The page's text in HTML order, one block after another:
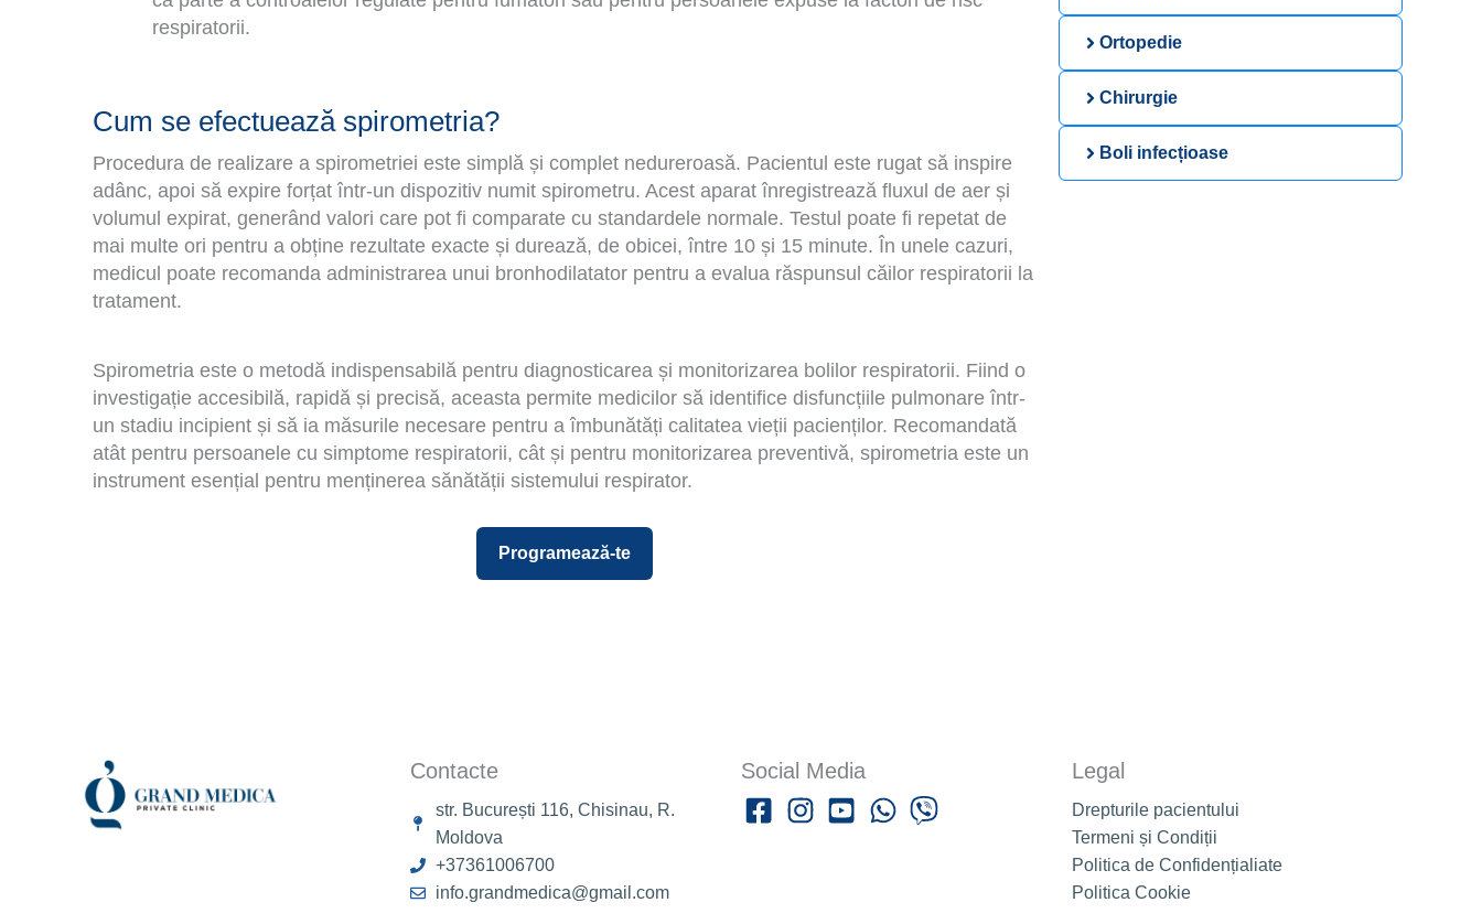
Ortopedie
Chirurgie
Boli infecțioase
respiratorii.
Cum se efectuează spirometria?
Procedura de realizare a spirometriei este simplă și complet nedureroasă. Pacientul este rugat să inspire
adânc, apoi să expire forțat într-un dispozitiv numit spirometru. Acest aparat înregistrează fluxul de aer și
volumul expirat, generând valori care pot fi comparate cu standardele normale. Testul poate fi repetat de
mai multe ori pentru a obține rezultate exacte și durează, de obicei, între 10 și 15 minute. În unele cazuri,
medicul poate recomanda administrarea unui bronhodilatator pentru a evalua răspunsul căilor respiratorii la
tratament.
Spirometria este o metodă indispensabilă pentru diagnosticarea și monitorizarea bolilor respiratorii. Fiind o
investigație accesibilă, rapidă și precisă, aceasta permite medicilor să identifice disfuncțiile pulmonare într-
un stadiu incipient și să ia măsurile necesare pentru a îmbunătăți calitatea vieții pacienților. Recomandată
atât pentru persoanele cu simptome respiratorii, cât și pentru monitorizarea preventivă, spirometria este un
instrument esențial pentru menținerea sănătății sistemului respirator.
Programează-te
Contacte
str. București 116, Chisinau, R.
Moldova
+37361006700
info.grandmedica@gmail.com
Social Media Legal
Drepturile pacientului
Termeni și Condiții
Politica de Confidențialiate
Politica Cookie